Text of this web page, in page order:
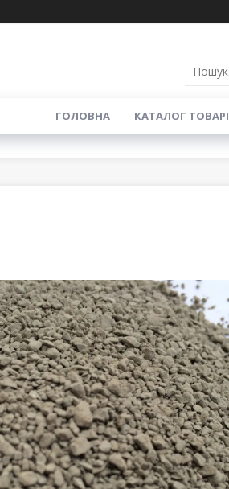
ГОЛОВНА КАТАЛОГ